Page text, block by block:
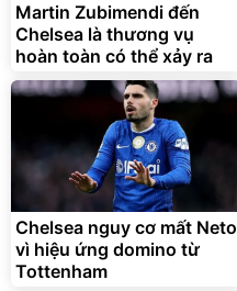
Martin Zubimendi đến
Chelsea là thương vụ
hoàn toàn có thể xảy ra
Chelsea nguy cơ mất Neto
vì hiệu ứng domino từ
Tottenham